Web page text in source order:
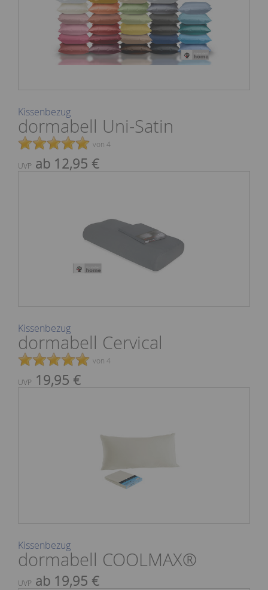
Kissenbezug
dormabell Uni-Satin
von 4
UVP ab 12,95 €
Kissenbezug
dormabell Cervical
von 4
UVP 19,95 €
Kissenbezug
dormabell COOLMAX®
UVP ab 19,95 €